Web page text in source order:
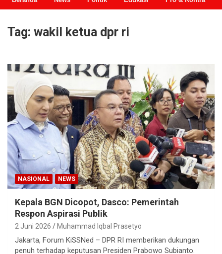
Tag: wakil ketua dpr ri
NASIONAL NEWS
Kepala BGN Dicopot, Dasco: Pemerintah
Respon Aspirasi Publik
2 Juni 2026 Muhammad Iqbal Prasetyo
Jakarta, Forum KiSSNed – DPR RI memberikan dukungan
penuh terhadap keputusan Presiden Prabowo Subianto.